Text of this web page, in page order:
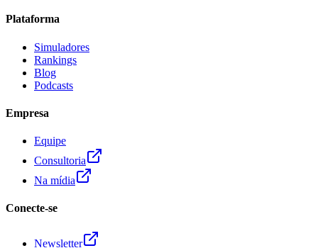
Plataforma
Simuladores
Rankings
Blog
Podcasts
Empresa
Equipe
Consultoria
Na mídia
Conecte-se
Newsletter